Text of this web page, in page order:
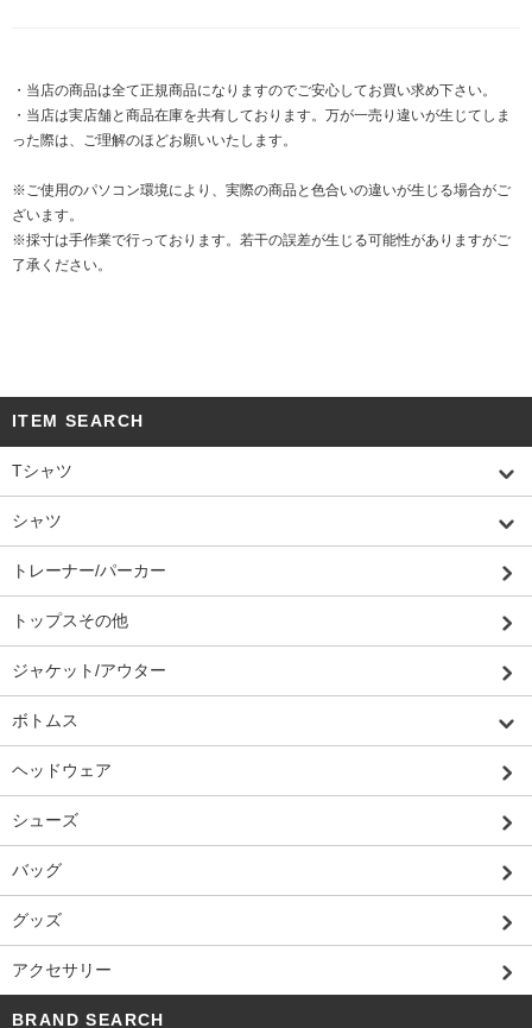
・当店の商品は全て正規商品になりますのでご安心してお買い求め下さい。
・当店は実店舗と商品在庫を共有しております。万が一売り違いが生じてしま
った際は、ご理解のほどお願いいたします。
※ご使用のパソコン環境により、実際の商品と色合いの違いが生じる場合がご
ざいます。
※採寸は手作業で行っております。若干の誤差が生じる可能性がありますがご
了承ください。
ITEM SEARCH
Tシャツ
シャツ
トレーナー/パーカー
トップスその他
ジャケット/アウター
ボトムス
ヘッドウェア
シューズ
バッグ
グッズ
アクセサリー
BRAND SEARCH